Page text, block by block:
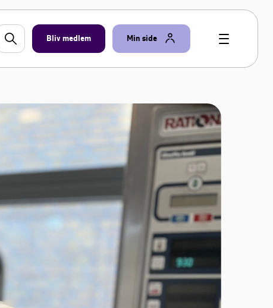
Bliv medlem Min side